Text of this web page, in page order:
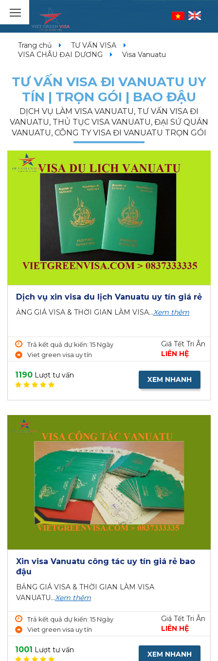
Trang chủ
TƯ VẤN VISA
VISA CHÂU ĐẠI DƯƠNG
Visa Vanuatu
TƯ VẤN VISA ĐI VANUATU UY
TÍN | TRỌN GÓI | BAO ĐẬU
DỊCH VỤ LÀM VISA VANUATU, TƯ VẤN VISA ĐI
VANUATU, THỦ TỤC VISA VANUATU, ĐẠI SỨ QUÁN
VANUATU, CÔNG TY VISA ĐI VANUATU TRỌN GÓI
Dịch vụ xin visa du lịch Vanuatu uy tín giá rẻ
ẢNG GIÁ VISA & THỜI GIAN LÀM VISA...Xem thêm
Trả kết quả dự kiến: 15 Ngày
Viet green visa uy tín
Giá Tết Tri Ân
LIÊN HỆ
1190 Lượt tư vấn XEM NHANH
Xin visa Vanuatu công tác uy tín giá rẻ bao
đậu
BẢNG GIÁ VISA & THỜI GIAN LÀM VISA
VANUATU...Xem thêm
Trả kết quả dự kiến: 15 Ngày
Viet green visa uy tín
Giá Tết Tri Ân
LIÊN HỆ
1001 Lượt tư vấn XEM NHANH